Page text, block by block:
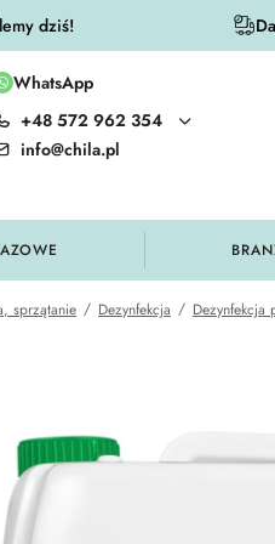
dziś!
WhatsApp
+48 572 962 354
info@chila.pl
sprzątanie Dezynfekcja Dezynfekcja